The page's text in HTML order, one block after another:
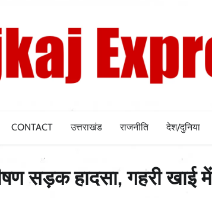
CONTACT उत्तराखंड राजनीति देश/दुनिया
सड़क हादसा, गहरी खाई में